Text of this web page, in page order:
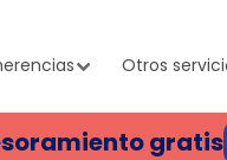
Otros
gratis